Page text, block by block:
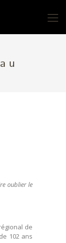
oublier le
de
102 ans